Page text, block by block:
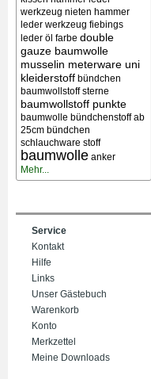
werkzeug nieten hammer
leder werkzeug fiebings
leder öl farbe double
gauze baumwolle
musselin meterware uni
kleiderstoff bündchen
baumwollstoff sterne
baumwollstoff punkte
baumwolle bündchenstoff ab
25cm bündchen
schlauchware stoff
baumwolle anker
Mehr...
Service
Kontakt
Hilfe
Links
Unser Gästebuch
Warenkorb
Konto
Merkzettel
Meine Downloads